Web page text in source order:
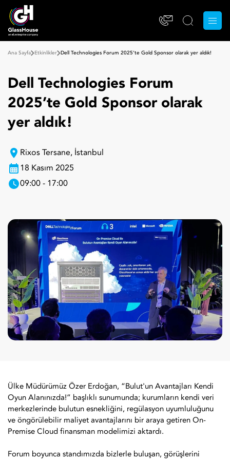
Ana Sayfa Etkinlikler Dell Technologies Forum 2025’te Gold Sponsor olarak yer aldık!
Dell Technologies Forum
2025’te Gold Sponsor olarak
yer aldık!
Rixos Tersane, İstanbul
18 Kasım 2025
09:00 - 17:00
Ülke Müdürümüz Özer Erdoğan, “Bulut'un Avantajları Kendi
Oyun Alanınızda!” başlıklı sunumunda; kurumların kendi veri
merkezlerinde bulutun esnekliğini, regülasyon uyumluluğunu
ve öngörülebilir maliyet avantajlarını bir araya getiren On-
Premise Cloud finansman modelimizi aktardı.
Forum boyunca standımızda bizlerle buluşan, görüşlerini